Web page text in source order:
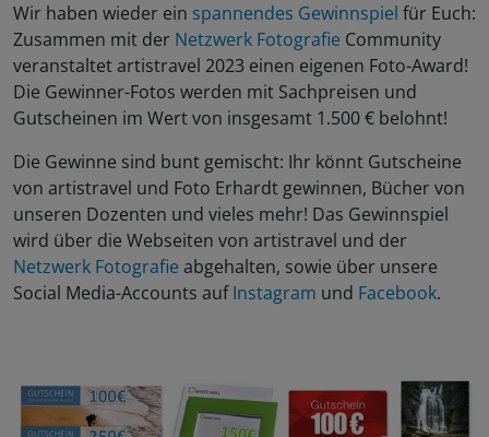
Wir haben wieder ein spannendes Gewinnspiel für Euch:
Zusammen mit der Netzwerk Fotografie Community
veranstaltet artistravel 2023 einen eigenen Foto-Award!
Die Gewinner-Fotos werden mit Sachpreisen und
Gutscheinen im Wert von insgesamt 1.500 € belohnt!
Die Gewinne sind bunt gemischt: Ihr könnt Gutscheine
von artistravel und Foto Erhardt gewinnen, Bücher von
unseren Dozenten und vieles mehr! Das Gewinnspiel
wird über die Webseiten von artistravel und der
Netzwerk Fotografie abgehalten, sowie über unsere
Social Media-Accounts aufInstagram und Facebook.